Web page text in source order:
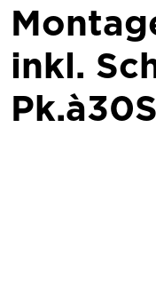
inkl.